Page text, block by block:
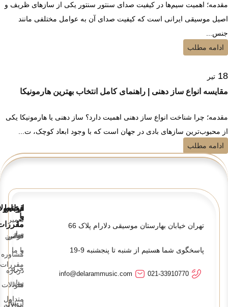
مقدمه؛ اهمیت سیم‌ها در کیفیت صدای سنتور سنتور یکی از سازهای ظریف و
اصیل موسیقی ایرانی است که کیفیت صدای آن به عوامل مختلفی مانند
جنس...
ادامه مطلب
18 تیر
مقایسه انواع ساز دهنی | راهنمای کامل انتخاب بهترین هارمونیکا
مقدمه؛ چرا شناخت انواع ساز دهنی اهمیت دارد؟ ساز دهنی یا هارمونیکا یکی
از محبوب‌ترین سازهای بادی در جهان است که با وجود ابعاد کوچک، ت...
ادامه مطلب
تهران خیابان بهارستان موسیقی دلارام پلاک 66
پاسخگوی شما هستیم از شنبه تا پنجشنبه 9-19
021-33910770
info@delarammusic.com
تعمیر
ساز
مشاوره
خرید
ساز
ارسال
قوانین
و
قوانین
و
مقررات
سوالات
متداول
ارتباط
با
ما
تماس
با ما
درباره
ما
مقالات